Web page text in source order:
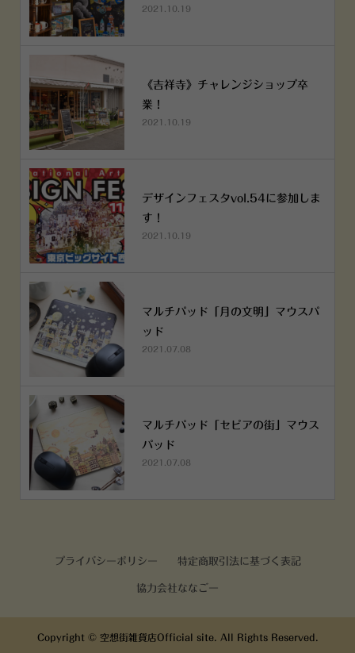
2021.10.19
《吉祥寺》チャレンジショップ卒
業！
2021.10.19
デザインフェスタvol.54に参加しま
す！
2021.10.19
マルチパッド「月の文明」マウスパ
ッド
2021.07.08
マルチパッド「セピアの街」マウス
パッド
2021.07.08
プライバシーポリシー 特定商取引法に基づく表記
協力会社ななごー
Copyright ©空想街雑貨店Official site. All Rights Reserved.